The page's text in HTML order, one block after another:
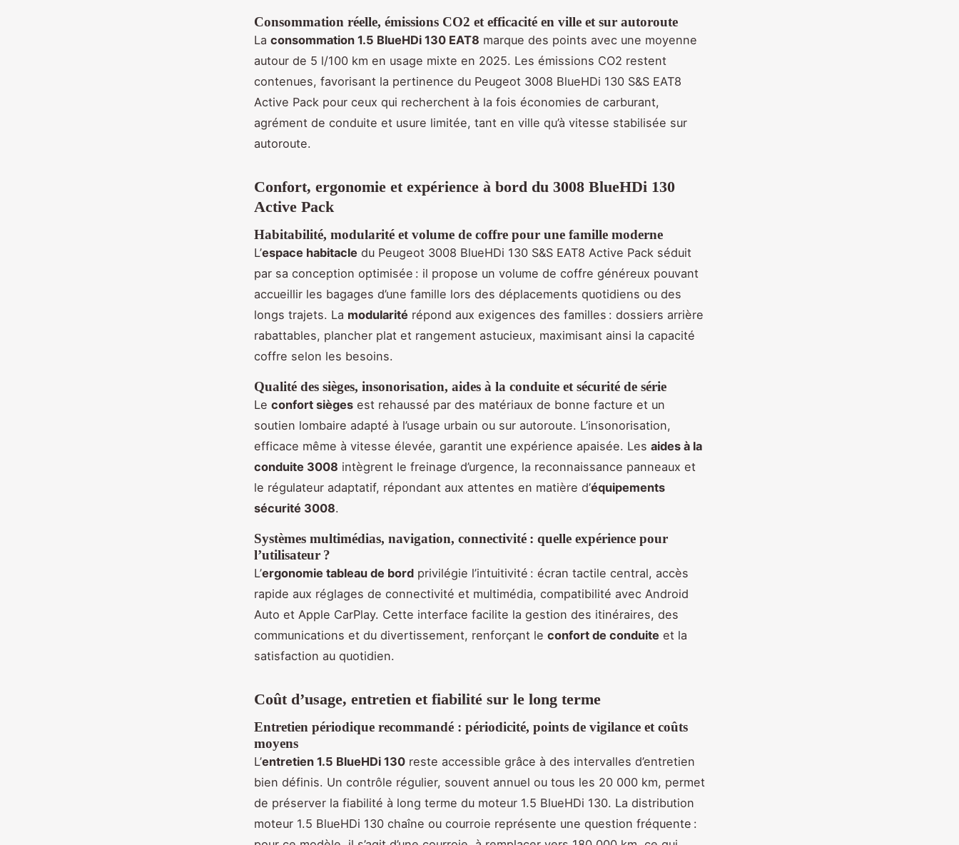
Consommation réelle, émissions CO2 et efficacité en ville et sur autoroute
La consommation 1.5 BlueHDi 130 EAT8 marque des points avec une moyenne
autour de 5 l/100 km en usage mixte en 2025. Les émissions CO2 restent
contenues, favorisant la pertinence du Peugeot 3008 BlueHDi 130 S&S EAT8
Active Pack pour ceux qui recherchent à la fois économies de carburant,
agrément de conduite et usure limitée, tant en ville qu’à vitesse stabilisée sur
autoroute.
Confort, ergonomie et expérience à bord du 3008 BlueHDi 130
Active Pack
Habitabilité, modularité et volume de coffre pour une famille moderne
L’espace habitacle du Peugeot 3008 BlueHDi 130 S&S EAT8 Active Pack séduit
par sa conception optimisée : il propose un volume de coffre généreux pouvant
accueillir les bagages d’une famille lors des déplacements quotidiens ou des
longs trajets. La modularité répond aux exigences des familles : dossiers arrière
rabattables, plancher plat et rangement astucieux, maximisant ainsi la capacité
coffre selon les besoins.
Qualité des sièges, insonorisation, aides à la conduite et sécurité de série
Le confort sièges est rehaussé par des matériaux de bonne facture et un
soutien lombaire adapté à l’usage urbain ou sur autoroute. L’insonorisation,
efficace même à vitesse élevée, garantit une expérience apaisée. Les aides à la
conduite 3008 intègrent le freinage d’urgence, la reconnaissance panneaux et
le régulateur adaptatif, répondant aux attentes en matière d’équipements
sécurité 3008.
Systèmes multimédias, navigation, connectivité : quelle expérience pour
l’utilisateur ?
L’ergonomie tableau de bord privilégie l’intuitivité : écran tactile central, accès
rapide aux réglages de connectivité et multimédia, compatibilité avec Android
Auto et Apple CarPlay. Cette interface facilite la gestion des itinéraires, des
communications et du divertissement, renforçant le confort de conduite et la
satisfaction au quotidien.
Coût d’usage, entretien et fiabilité sur le long terme
Entretien périodique recommandé : périodicité, points de vigilance et coûts
moyens
L’entretien 1.5 BlueHDi 130 reste accessible grâce à des intervalles d’entretien
bien définis. Un contrôle régulier, souvent annuel ou tous les 20 000 km, permet
de préserver la fiabilité à long terme du moteur 1.5 BlueHDi 130. La distribution
moteur 1.5 BlueHDi 130 chaîne ou courroie représente une question fréquente :